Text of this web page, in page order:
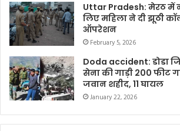
Uttar Pradesh: मेरठ में
लिए महिला ने दी झूठी
ऑपरेशन
February 5, 2026
Doda accident: डोडा
सेना की गाड़ी 200 फीट
जवान शहीद, 11 घायल
January 22, 2026